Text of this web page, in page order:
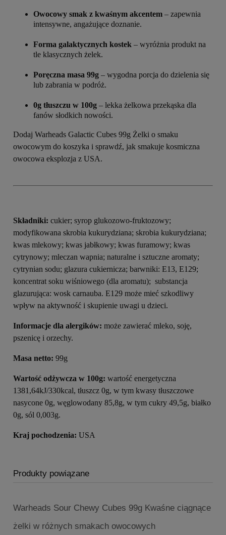
Owocowy smak z kwaśnym akcentem – zapewnia
intensywne, angażujące doznanie.
Forma galaktycznych kostek – wyróżnia produkt na
tle klasycznych żelek.
Poręczna masa 99g – wygodna porcja do dzielenia się
lub zabrania w podróż.
0g tłuszczu w 100g – lekka żelkowa przekąska dla
fanów słodkich nowości.
Dodaj Warheads Galactic Cubes 99g Żelki o smaku
owocowym do koszyka i sprawdź, jak smakuje kosmiczna
owocowa eksplozja z USA.
Składniki: cukier; syrop glukozowo-fruktozowy;
modyfikowana skrobia kukurydziana; skrobia kukurydziana;
kwas mlekowy; kwas jabłkowy; kwas furamowy; kwas
cytrynowy; mleczan wapnia; naturalne i sztuczne aromaty;
cytrynian sodu; glazura cukiernicza; barwniki: E13, E129;
koncentrat soku wiśniowego (dla aromatu); substancja
glazurująca: wosk carnauba. E129 może mieć szkodliwy
wpływ na aktywność i skupienie uwagi u dzieci.
Informacje dla alergików: może zawierać mleko, soję,
pszenicę i orzechy.
Masa netto: 99g
Wartość odżywcza w 100g: wartość energetyczna
1381,64kJ/330kcal, tłuszcz 0g, w tym kwasy tłuszczowe
nasycone 0g, węglowodany 85,8g, w tym cukry 49,5g, białko
0g, sól 0,003g.
Kraj pochodzenia: USA
Produkty powiązane
Warheads Sour Chewy Cubes 99g Kwaśne ciągnące
żelki w różnych smakach owocowych